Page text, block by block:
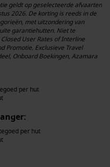
geldt op geselecteerde afvaarten
2026. De korting is reeds in de
met uitzondering van
garantiehutten. Niet te
User Rates of Interline
Promotie, Exclusieve Travel
Onboard Boekingen, Azamara
per hut
per hut